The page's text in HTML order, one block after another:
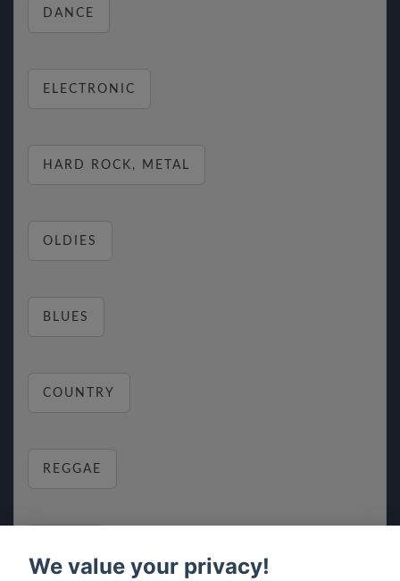
DANCE
ELECTRONIC
HARD ROCK, METAL
OLDIES
BLUES
COUNTRY
REGGAE
We value your privacy!